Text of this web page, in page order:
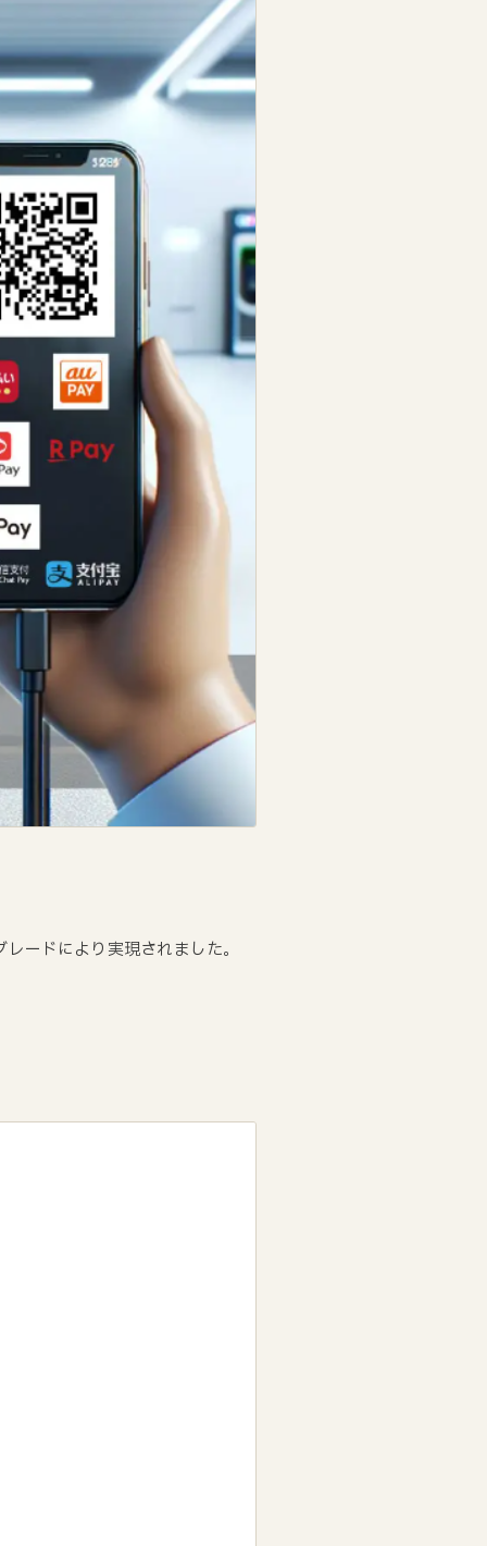
ードにより実現されました。